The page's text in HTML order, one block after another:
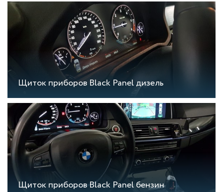
Щиток приборов Black Panel дизель
Щиток приборов Black Panel бензин